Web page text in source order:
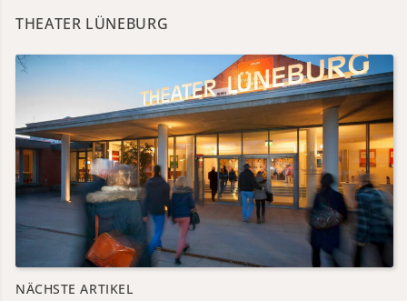
THEATER LÜNEBURG
NÄCHSTE ARTIKEL